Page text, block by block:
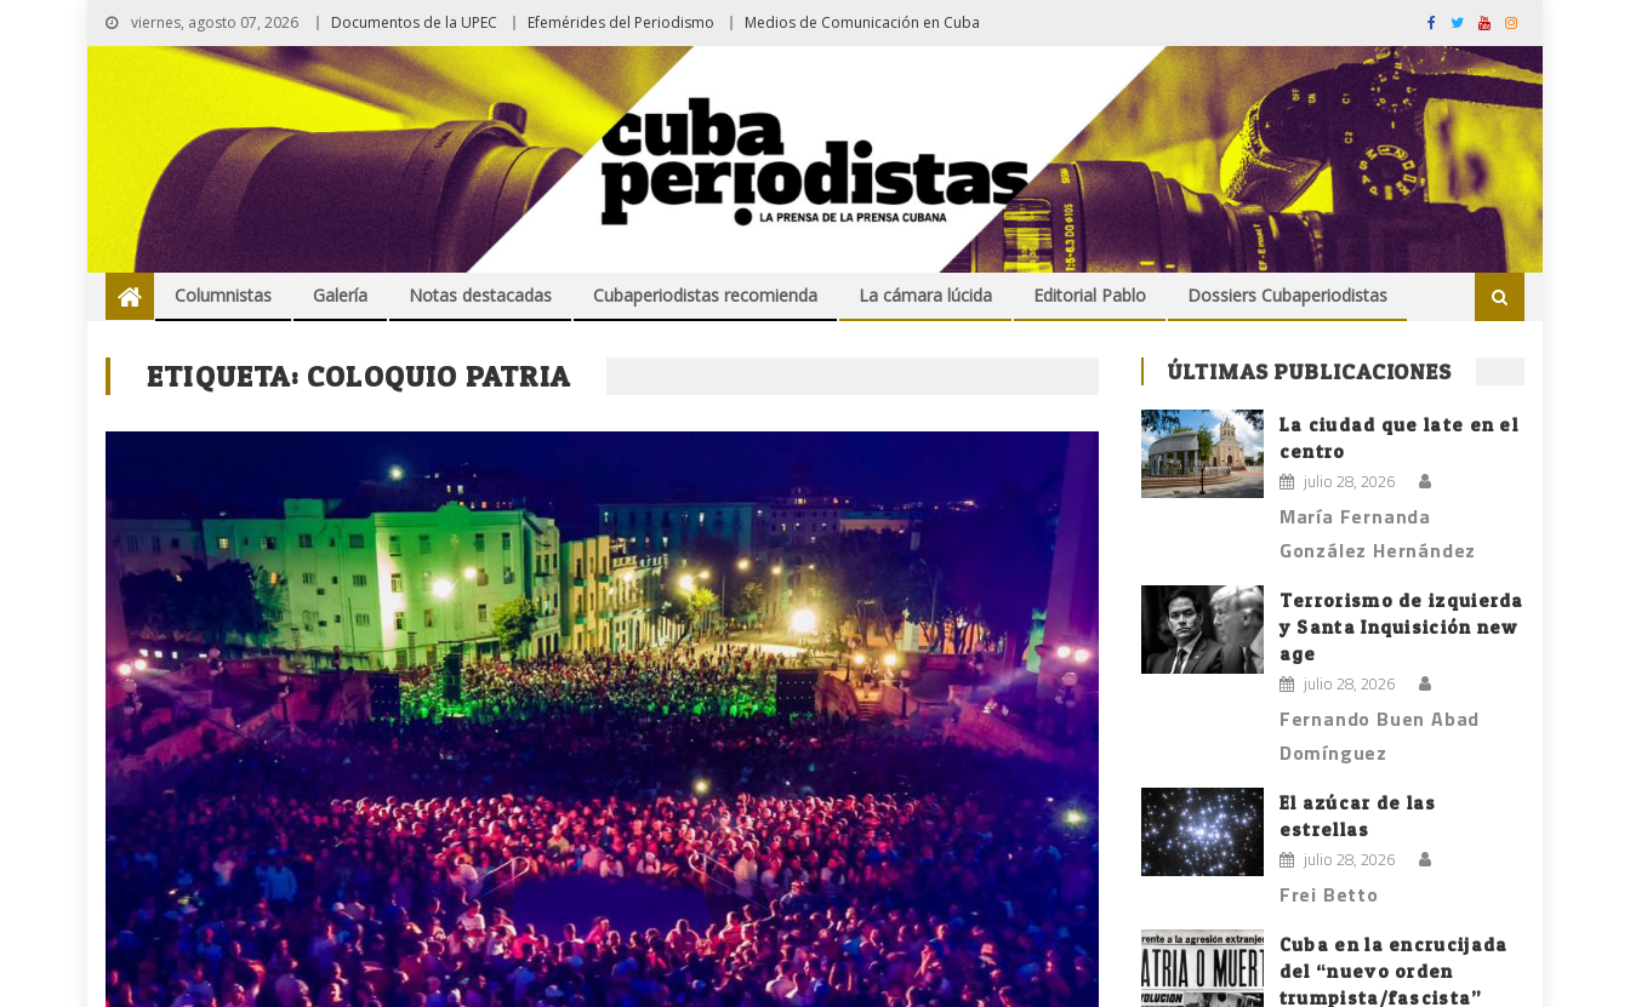
viernes, agosto 07, 2026 Documentos de la UPEC Efemérides del Periodismo Medios de Comunicación en Cuba
Columnistas Galería Notas destacadas Cubaperiodistas recomienda La cámara lúcida Editorial Pablo Dossiers Cubaperiodistas
ETIQUETA: COLOQUIO PATRIA ÚLTIMAS PUBLICACIONES
La ciudad que late en el
centro
julio 28, 2026
María Fernanda
González Hernández
Terrorismo de izquierda
y Santa Inquisición new
age
julio 28, 2026
Fernando Buen Abad
Domínguez
El azúcar de las
estrellas
julio 28, 2026
Frei Betto
Cuba en la encrucijada
del “nuevo orden
trumpista/fascista”